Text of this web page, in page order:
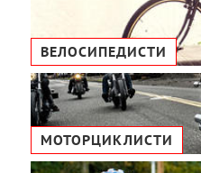
ВЕЛОСИПЕДИСТИ
МОТОРЦИКЛИСТИ